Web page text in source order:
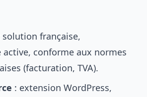
solution française,
conforme aux normes
(facturation, TVA).
: extension WordPress,